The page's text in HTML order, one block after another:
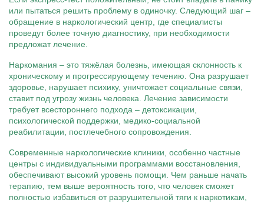
или пытаться решить проблему в одиночку. Следующий шаг –
обращение в наркологический центр, где специалисты
проведут более точную диагностику, при необходимости
предложат лечение.
Наркомания – это тяжёлая болезнь, имеющая склонность к
хроническому и прогрессирующему течению. Она разрушает
здоровье, нарушает психику, уничтожает социальные связи,
ставит под угрозу жизнь человека. Лечение зависимости
требует всестороннего подхода – детоксикации,
психологической поддержки, медико-социальной
реабилитации, постлечебного сопровождения.
Современные наркологические клиники, особенно частные
центры с индивидуальными программами восстановления,
обеспечивают высокий уровень помощи. Чем раньше начать
терапию, тем выше вероятность того, что человек сможет
полностью избавиться от разрушительной тяги к наркотикам,